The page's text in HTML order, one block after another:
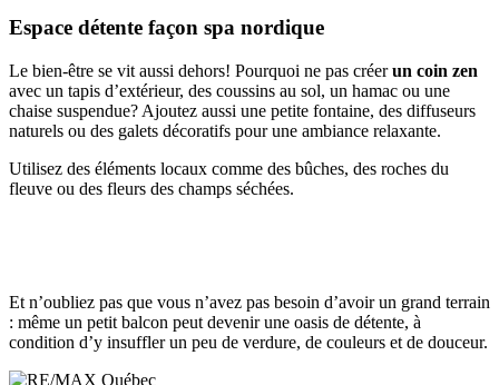
Espace détente façon spa nordique
Le bien-être se vit aussi dehors! Pourquoi ne pas créerun coin zen
avec un tapis d’extérieur, des coussins au sol, un hamac ou une
chaise suspendue? Ajoutez aussi une petite fontaine, des diffuseurs
naturels ou des galets décoratifs pour une ambiance relaxante.
Utilisez des éléments locaux comme des bûches, des roches du
fleuve ou des fleurs des champs séchées.
Et n’oubliez pas que vous n’avez pas besoin d’avoir un grand terrain
: même un petit balcon peut devenir une oasis de détente, à
condition d’y insuffler un peu de verdure, de couleurs et de douceur.